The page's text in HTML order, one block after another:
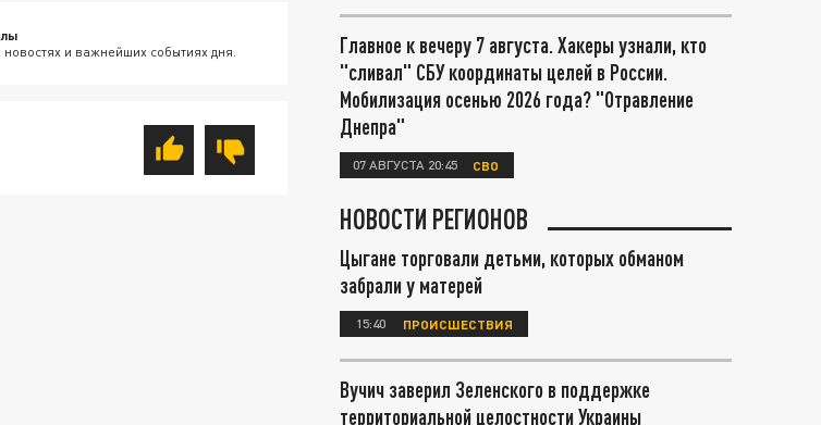
и важнейших событиях дня.
Главное к вечеру 7 августа. Хакеры узнали, кто
"сливал" СБУ координаты целей в России.
Мобилизация осенью 2026 года? "Отравление
Днепра"
07 АВГУСТА 20:45 СВО
НОВОСТИ РЕГИОНОВ
Цыгане торговали детьми, которых обманом
забрали у матерей
15:40 ПРОИСШЕСТВИЯ
Вучич заверил Зеленского в поддержке
территориальной целостности Украины